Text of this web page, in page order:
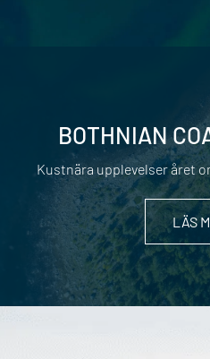
BOTHNIAN
Kustnära upplevelser året
LÄS